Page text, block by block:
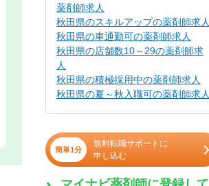
薬剤師求人
秋田県のスキルアップの薬剤師求人
秋田県の車通勤可の薬剤師求人
秋田県の店舗数10～29の薬剤師求
人
秋田県の積極採用中の薬剤師求人
秋田県の夏～秋入職可の薬剤師求人
簡単1分
無料転職サポートに
申し込む